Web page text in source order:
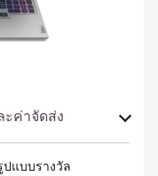
ะค่าจัดส่ง
ปแบบรางวัล